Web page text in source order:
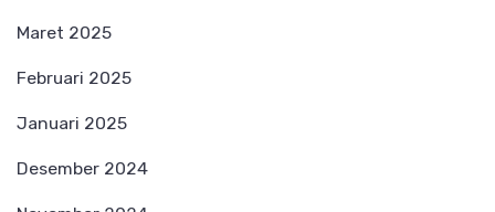
Maret 2025
Februari 2025
Januari 2025
Desember 2024